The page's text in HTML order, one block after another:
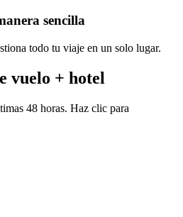
sencilla
todo tu viaje en un solo lugar.
vuelo + hotel
48 horas. Haz clic para